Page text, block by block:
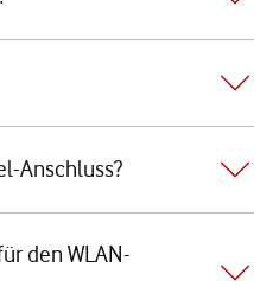
Anschluss?
den WLAN-